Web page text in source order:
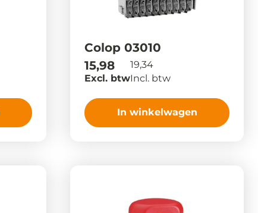
Colop 03010
15,98
Excl. btw
19,34
Incl. btw
In winkelwagen